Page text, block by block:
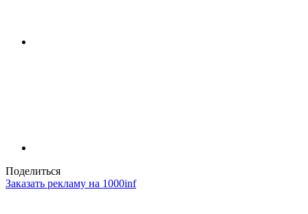
Поделиться
Заказать рекламу на 1000inf